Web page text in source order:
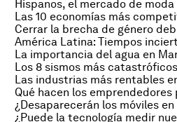
Hispanos, el mercado de moda
América Latina: Tiempos
La importancia del agua en
Las industrias más rentables
Qué hacen los
¿Desaparecerán los móviles
¿Puede la tecnología medir